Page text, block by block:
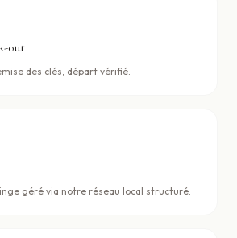
out
des clés, départ vérifié.
géré via notre réseau local structuré.